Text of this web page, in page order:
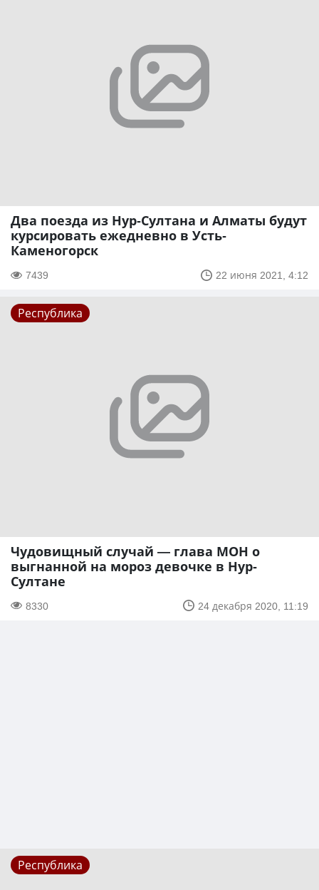
Два поезда из Нур-Султана и Алматы будут
курсировать ежедневно в Усть-
Каменогорск
7439 22 июня 2021, 4:12
Республика
Чудовищный случай — глава МОН о
выгнанной на мороз девочке в Нур-
Султане
8330 24 декабря 2020, 11:19
Республика